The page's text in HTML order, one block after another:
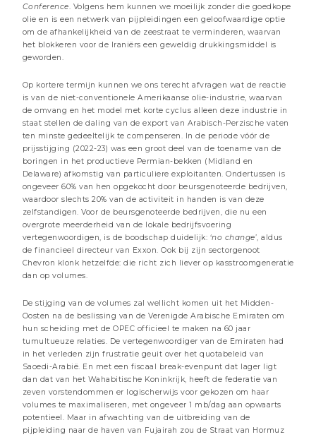
3 JULI 2026
Centrale banken: when doves cry
2 minuten
26 JUNI 2026
Conference. Volgens hem kunnen we moeilijk zonder die goedkope
olie en is een netwerk van pijpleidingen een geloofwaardige optie
om de afhankelijkheid van de zeestraat te verminderen, waarvan
het blokkeren voor de Iraniërs een geweldig drukkingsmiddel is
geworden.
Op kortere termijn kunnen we ons terecht afvragen wat de reactie
is van de niet-conventionele Amerikaanse olie-industrie, waarvan
de omvang en het model met korte cyclus alleen deze industrie in
staat stellen de daling van de export van Arabisch-Perzische vaten
ten minste gedeeltelijk te compenseren. In de periode vóór de
prijsstijging (2022-23) was een groot deel van de toename van de
boringen in het productieve Permian-bekken (Midland en
Delaware) afkomstig van particuliere exploitanten. Ondertussen is
ongeveer 60% van hen opgekocht door beursgenoteerde bedrijven,
waardoor slechts 20% van de activiteit in handen is van deze
zelfstandigen. Voor de beursgenoteerde bedrijven, die nu een
overgrote meerderheid van de lokale bedrijfsvoering
vertegenwoordigen, is de boodschap duidelijk: ‘no change’, aldus
de financieel directeur van Exxon. Ook bij zijn sectorgenoot
Chevron klonk hetzelfde: die richt zich liever op kasstroomgeneratie
dan op volumes.
De stijging van de volumes zal wellicht komen uit het Midden-
Oosten na de beslissing van de Verenigde Arabische Emiraten om
hun scheiding met de OPEC officieel te maken na 60 jaar
tumultueuze relaties. De vertegenwoordiger van de Emiraten had
in het verleden zijn frustratie geuit over het quotabeleid van
Saoedi-Arabië. En met een fiscaal break-evenpunt dat lager ligt
dan dat van het Wahabitische Koninkrijk, heeft de federatie van
zeven vorstendommen er logischerwijs voor gekozen om haar
volumes te maximaliseren, met ongeveer 1 mb/dag aan opwaarts
potentieel. Maar in afwachting van de uitbreiding van de
pijpleiding naar de haven van Fujairah zou de Straat van Hormuz